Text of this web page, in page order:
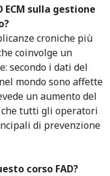
ECM sulla gestione
croniche più
coinvolge un
secondo i dati del
mondo sono affette
un aumento del
che tutti gli operatori
di prevenzione
corso FAD?